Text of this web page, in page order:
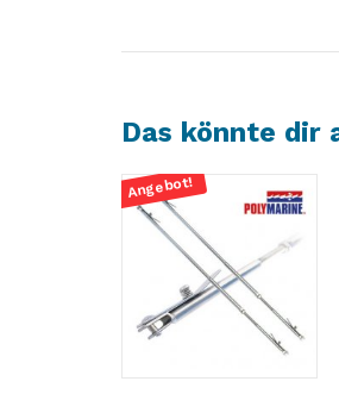
Das könnte dir
Angebot!